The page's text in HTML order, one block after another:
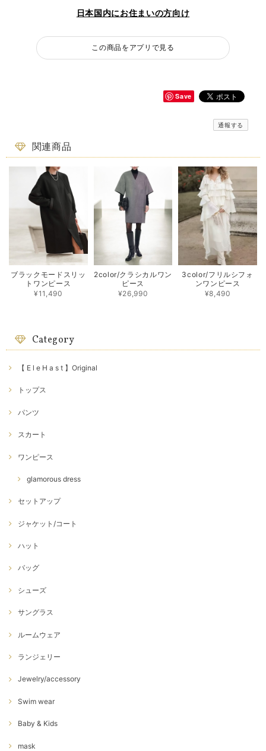
日本国内にお住まいの方向け
この商品をアプリで見る
Save
通報する
関連商品
ブラックモードスリッ
トワンピース
¥11,490
2color/クラシカルワン
ピース
¥26,990
3color/フリルシフォ
ンワンピース
¥8,490
Category
【 E l e H a s t 】Original
トップス
パンツ
スカート
ワンピース
glamorous dress
セットアップ
ジャケット/コート
ハット
バッグ
シューズ
サングラス
ルームウェア
ランジェリー
Jewelry/accessory
Swim wear
Baby & Kids
mask